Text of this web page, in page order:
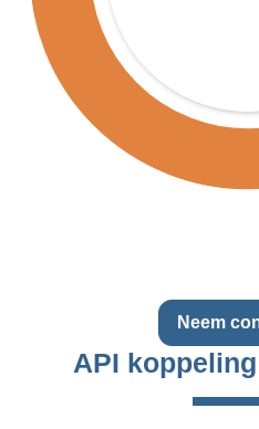
Neem
API